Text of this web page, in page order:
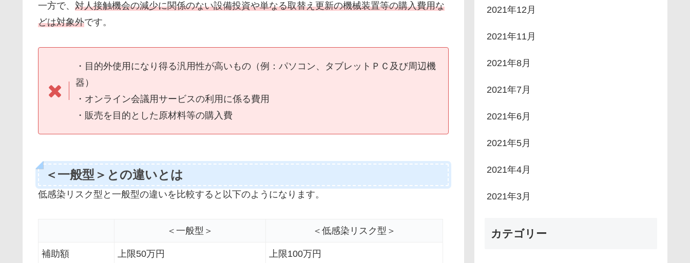
一方で、 対人接触機会の減少に関係のない設備投資や単なる取替え更新の機械装置等の購入費用な
どは対象外です。
・目的外使用になり得る汎用性が高いもの（例：パソコン、タブレットＰＣ及び周辺機
器）
・オンライン会議用サービスの利用に係る費用
・販売を目的とした原材料等の購入費
＜一般型＞との違いとは
低感染リスク型と一般型の違いを比較すると以下のようになります。
＜一般型＞ ＜低感染リスク型＞
補助額 上限50万円 上限100万円
2021年12月
2021年11月
2021年8月
2021年7月
2021年6月
2021年5月
2021年4月
2021年3月
カテゴリー